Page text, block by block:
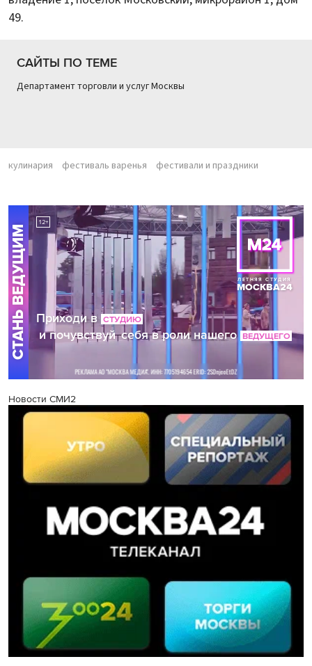
49.
САЙТЫ ПО ТЕМЕ
Департамент торговли и услуг Москвы
кулинария фестиваль варенья фестивали и праздники
Новости СМИ2